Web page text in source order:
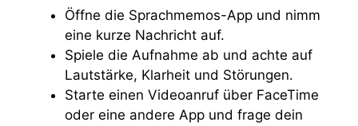
Öffne die Sprachmemos-App und nimm
eine kurze Nachricht auf.
Spiele die Aufnahme ab und achte auf
Lautstärke, Klarheit und Störungen.
Starte einen Videoanruf über FaceTime
oder eine andere App und frage dein